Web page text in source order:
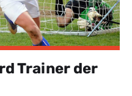
Trainer der